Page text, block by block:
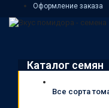
Оформление заказа
Каталог семян
Все сорта